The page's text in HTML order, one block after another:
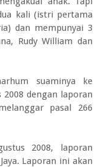
kali (istri pertama
dan mempunyai 3
Rudy William dan
suaminya ke
dengan laporan
pasal 266
2008, laporan
Laporan ini akan